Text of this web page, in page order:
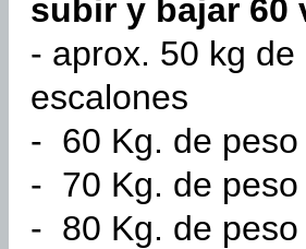
subir y bajar 60
- aprox. 50 kg
escalones
- 60 Kg. de
- 70 Kg. de
- 80 Kg. de